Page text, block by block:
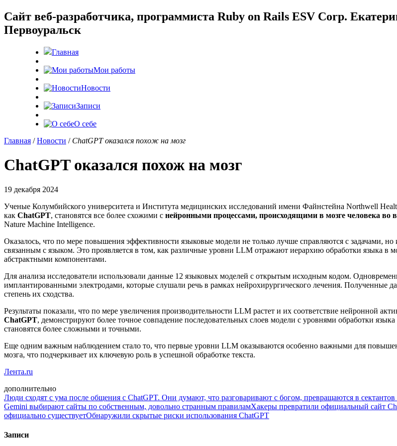
Cайт веб-разработчика, программиста Ruby on Rails ESV Corp.
Первоуральск
Главная
Мои работы
Новости
Записи
О себе
Главная /Новости / ChatGPT оказался похож на мозг
ChatGPT оказался похож на мозг
19 декабря 2024
Ученые Колумбийского университета и Института медицинских исследований имени Файнстейна Northwell
как ChatGPT, становятся все более схожими с нейронными процессами, происходящими в мозге человека во
Nature Machine Intelligence.
Оказалось, что по мере повышения эффективности языковые модели не только лучше справляются с задачами,
связанным с языком. Это проявляется в том, как различные уровни LLM отражают иерархию обработки языка в
абстрактными компонентами.
Для анализа исследователи использовали данные 12 языковых моделей с открытым исходным кодом.
имплантированными электродами, которые слушали речь в рамках нейрохирургического лечения. Полученные
степень их сходства.
Результаты показали, что по мере увеличения производительности LLM растет и их соответствие нейронной
ChatGPT, демонстрируют более точное совпадение последовательных слоев модели с уровнями обработки
становятся более сложными и точными.
Еще одним важным наблюдением стало то, что первые уровни LLM оказываются особенно важными для
мозга, что подчеркивает их ключевую роль в успешной обработке текста.
Лента.ru
дополнительно
Люди сходят с ума после общения с ChatGPT. Они думают, что разговаривают с богом, превращаются в
Gemini выбирают сайты по собственным, довольно странным правиламХакеры превратили официальный сайт
официально существуетОбнаружили скрытые риски использования ChatGPT
Записи